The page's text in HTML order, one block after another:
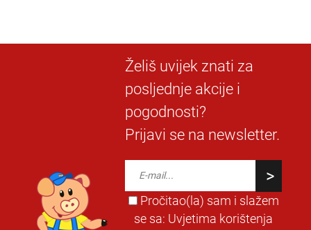
Želiš uvijek znati za
posljednje akcije i
pogodnosti?
Prijavi se na newsletter.
Pročitao(la) sam i slažem
se sa: Uvjetima korištenja